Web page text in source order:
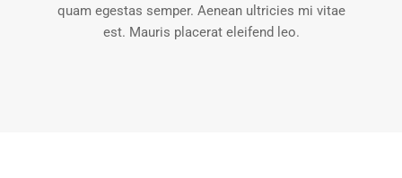
quam egestas semper. Aenean ultricies mi vitae
est. Mauris placerat eleifend leo.